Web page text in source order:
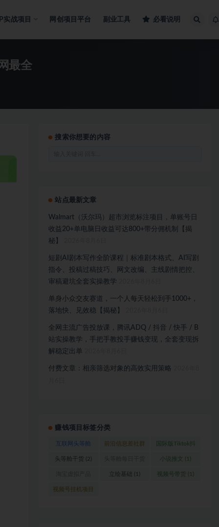
实战项目 网创项目平台 副业工具 必看说明
最全
搜索你想要的内容
站点最新文章
Walmart（沃尔玛）超市浏览标注项目，单账号日
收益20+单电脑日收益可达800+带分佣机制【揭
秘】
短剧AI剧本写作全阶课程｜标准剧本格式、AI写剧
指令、投稿过稿技巧、网文改编、主线剧情把控、
审稿避坑全套实操教学
单身小众交友赛道，一个人每天轻松到手1000+，
落地快、见效稳【揭秘】
全网主流广告投放课，腾讯ADQ / 抖音 / 快手 / B
站实操教学，手把手教投手赚钱变现，全套变现拆
解稳定出单
付费文章：相亲筛选对象的高效实用策略
赚钱项目标签分类
互联网头等舱
(1)
前沿信息差社群 国际版Tiktok抖
音运营(1)
头等舱干货 (2)
(1)
小说推文 (1)
(1)
立绘基础 (1) 视频号带货 (1)
视频号挂机项目